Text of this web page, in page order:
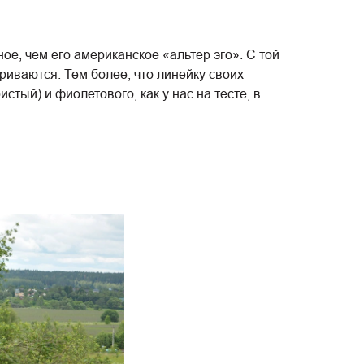
чем его американское «альтер эго». С той
Тем более, что линейку своих
и фиолетового, как у нас на тесте, в